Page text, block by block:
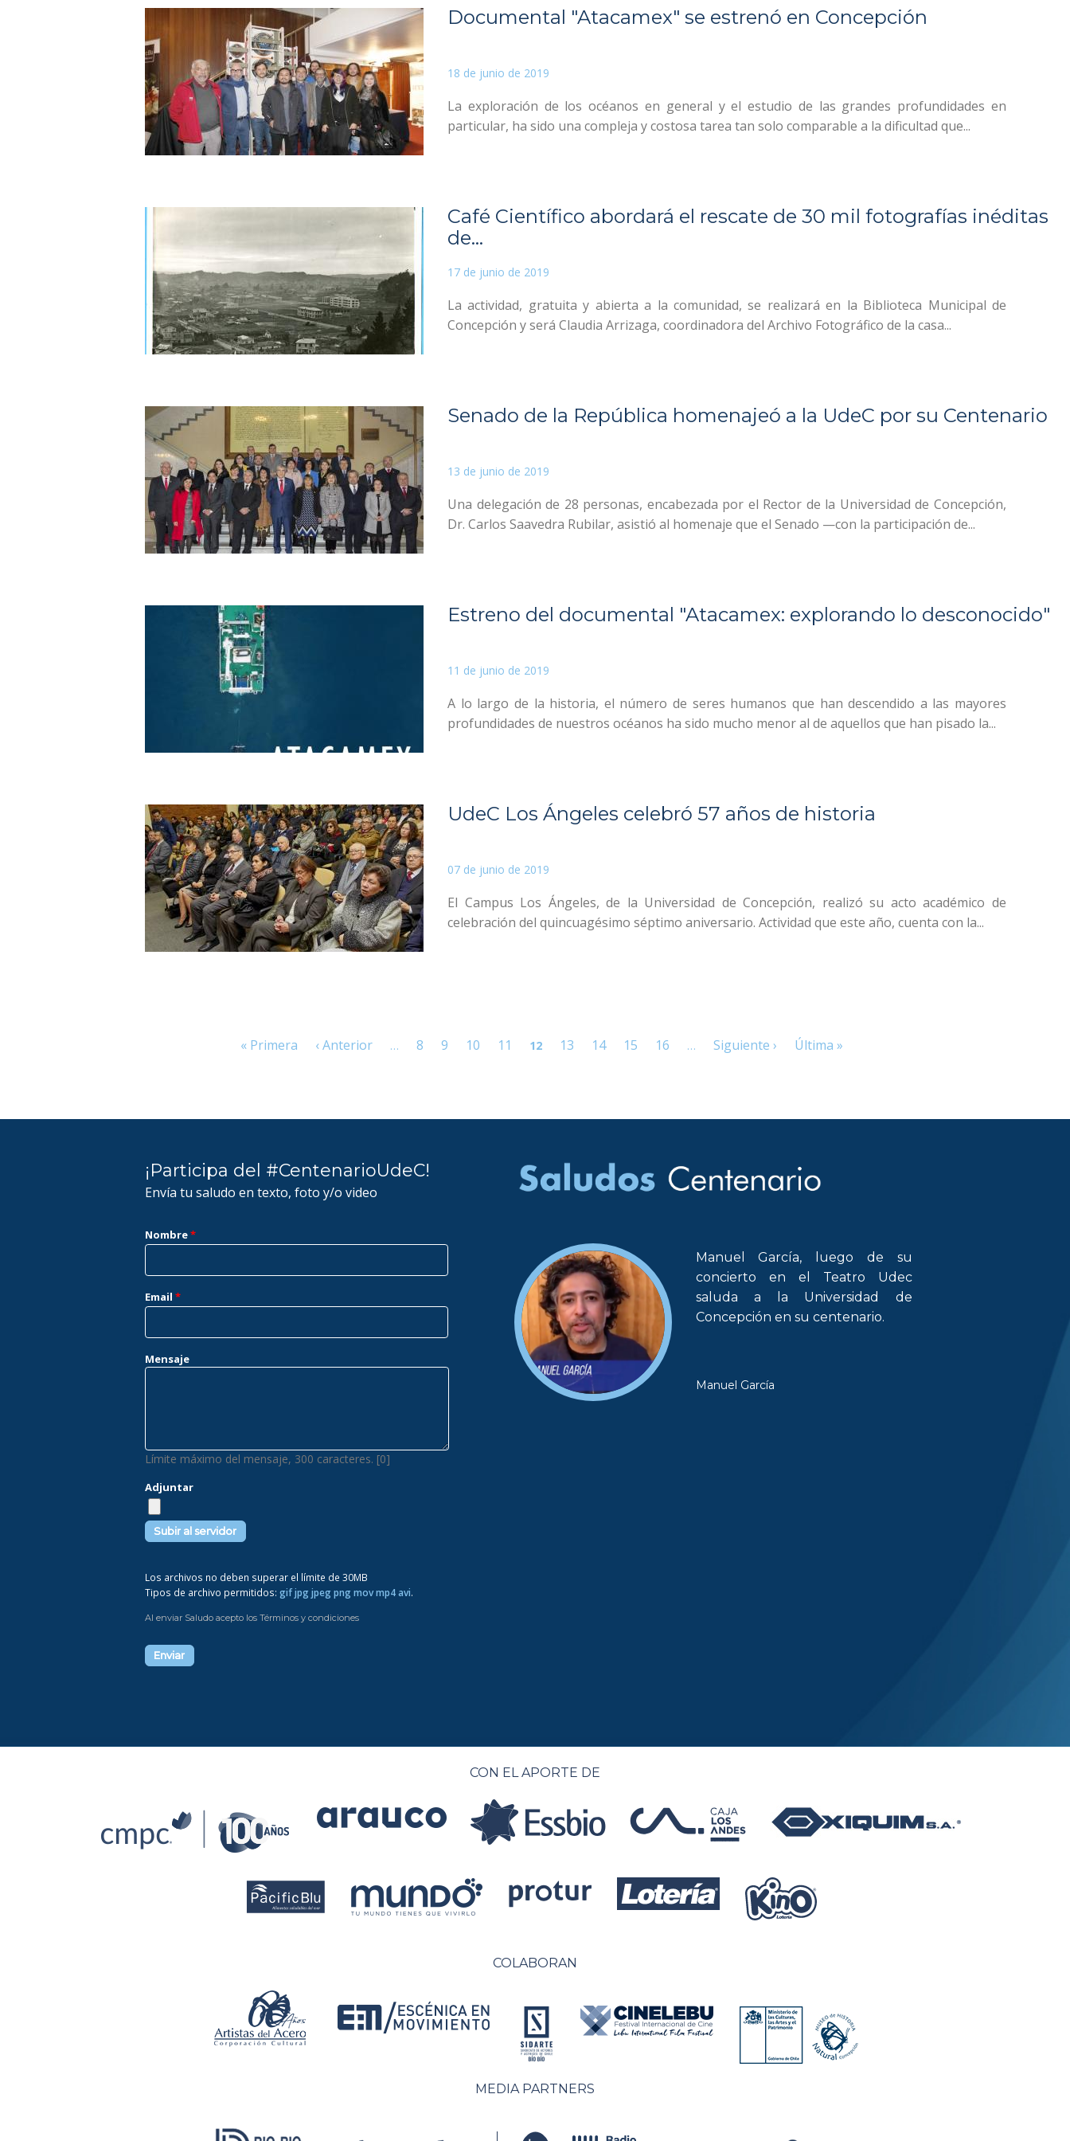
Documental "Atacamex" se estrenó en Concepción
18 de junio de 2019
La exploración de los océanos en general y el estudio de las grandes profundidades en
particular, ha sido una compleja y costosa tarea tan solo comparable a la dificultad que...
Café Científico abordará el rescate de 30 mil fotografías inéditas
de...
17 de junio de 2019
La actividad, gratuita y abierta a la comunidad, se realizará en la Biblioteca Municipal de
Concepción y será Claudia Arrizaga, coordinadora del Archivo Fotográfico de la casa...
Senado de la República homenajeó a la UdeC por su Centenario
13 de junio de 2019
Una delegación de 28 personas, encabezada por el Rector de la Universidad de Concepción,
Dr. Carlos Saavedra Rubilar, asistió al homenaje que el Senado —con la participación de...
Estreno del documental "Atacamex: explorando lo desconocido"
11 de junio de 2019
A lo largo de la historia, el número de seres humanos que han descendido a las mayores
profundidades de nuestros océanos ha sido mucho menor al de aquellos que han pisado la...
UdeC Los Ángeles celebró 57 años de historia
07 de junio de 2019
El Campus Los Ángeles, de la Universidad de Concepción, realizó su acto académico de
celebración del quincuagésimo séptimo aniversario. Actividad que este año, cuenta con la...
« Primera ‹ Anterior … 8 9 10 11 12 13 14 15 16 … Siguiente › Última »
¡Participa del #CentenarioUdeC!
Envía tu saludo en texto, foto y/o video
Nombre*
Email *
Mensaje
Límite máximo del mensaje, 300 caracteres. [0]
Adjuntar
Los archivos no deben superar el límite de 30MB
Tipos de archivo permitidos: gif jpg jpeg png mov mp4 avi.
Al enviar Saludo acepto los Términos y condiciones
Manuel García, luego de su
concierto en el Teatro Udec
saluda a la Universidad de
Concepción en su centenario.
Manuel García
CON EL APORTE DE
COLABORAN
MEDIA PARTNERS